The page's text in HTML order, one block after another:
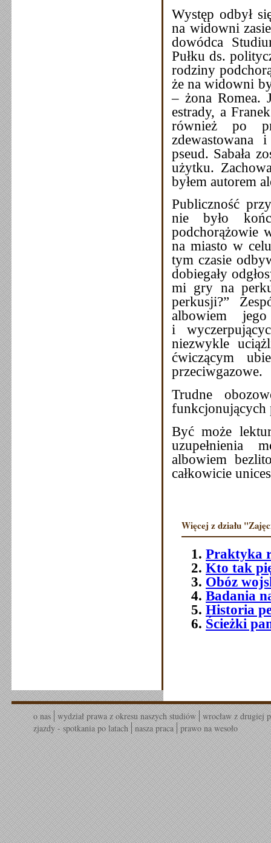
Występ odbył
na widowni
dowódca
Pułku ds.
rodziny
że na widowni
– żona Romea.
estrady, a
również po
zdewastowana
pseud. Sabała
użytku.
byłem autorem
Publiczność
nie było
podchorążowie
na miasto w
tym czasie
dobiegały
mi gry na
perkusji?”
albowiem
i
niezwykle
ćwiczącym
przeciwgazowe.
Trudne
funkcjonujących
Być może
uzupełnienia
albowiem
całkowicie
Więcej z działu
Praktyka
Kto tak
Obóz
Badania
Historia
Ścieżki
o nas wydział prawa z okresu naszych studiów wrocław z drugiej
zjazdy - spotkania po latach nasza praca prawo na wesoło